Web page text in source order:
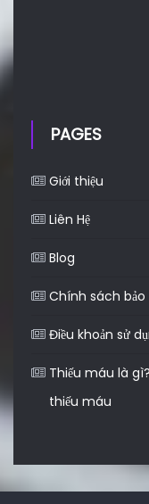
PAGES
Giới thiệu
Liên Hệ
Blog
Chính sách bảo
Điều khoản sử
Thiếu máu là
thiếu máu